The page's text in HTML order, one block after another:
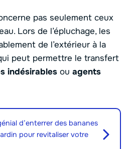
pas seulement ceux
Lors de l’épluchage, les
de l’extérieur à la
peut permettre le transfert
indésirables ou agents
d’enterrer des bananes
pour revitaliser votre